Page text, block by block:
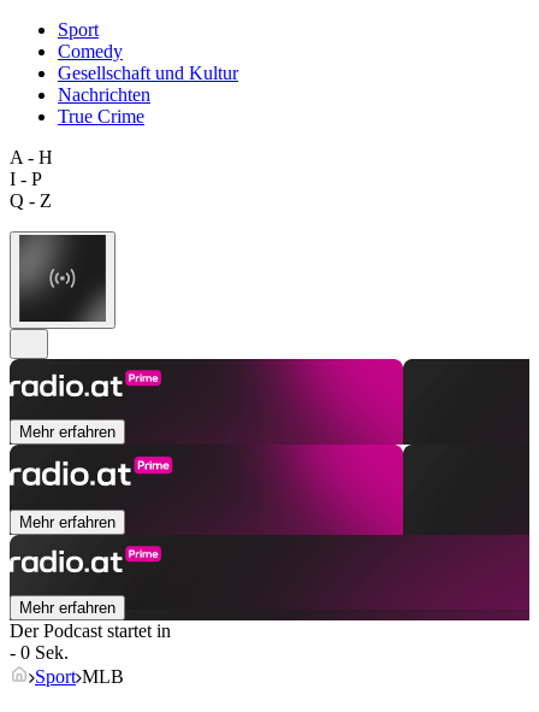
Sport
Comedy
Gesellschaft und Kultur
Nachrichten
True Crime
A - H
I - P
Q - Z
Mehr erfahren
Mehr erfahren
Mehr erfahren
Der Podcast startet in
- 0 Sek.
Sport MLB